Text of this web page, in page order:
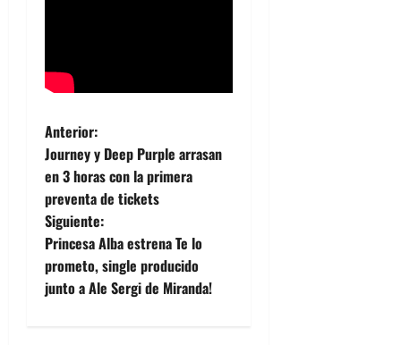
N
a
v
e
g
Anterior:
Journey y Deep Purple arrasan
en 3 horas con la primera
preventa de tickets
Siguiente:
Princesa Alba estrena Te lo
prometo, single producido
junto a Ale Sergi de Miranda!